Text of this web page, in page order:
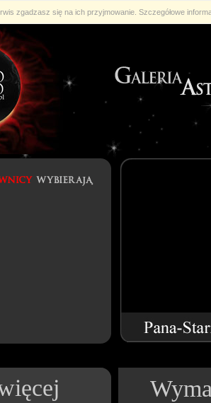
zgadzasz się na ich przyjmowanie. Szczegółowe